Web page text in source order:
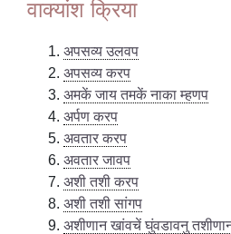
वाक्यांश क्रिया
अपसव्य उलवप
अपसव्य करप
अमकें जाय तमकें नाका म्हणप
अर्पण करप
अवतार करप
अवतार जावप
अशी तशी करप
अशी तशी सांगप
अशीणान खांवचें घुंवडावनु